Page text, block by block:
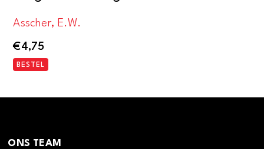
Asscher, E.W.
€4,75
BESTEL
ONS TEAM